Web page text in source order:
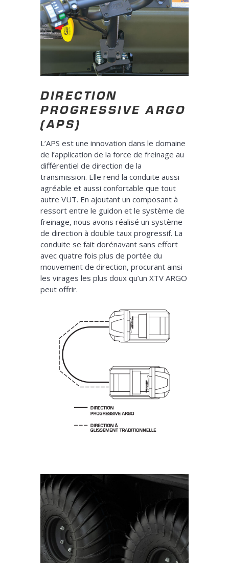
DIRECTION
PROGRESSIVE ARGO
(APS)
L’APS est une innovation dans le domaine
de l’application de la force de freinage au
différentiel de direction de la
transmission. Elle rend la conduite aussi
agréable et aussi confortable que tout
autre VUT. En ajoutant un composant à
ressort entre le guidon et le système de
freinage, nous avons réalisé un système
de direction à double taux progressif. La
conduite se fait dorénavant sans effort
avec quatre fois plus de portée du
mouvement de direction, procurant ainsi
les virages les plus doux qu’un XTV ARGO
peut offrir.